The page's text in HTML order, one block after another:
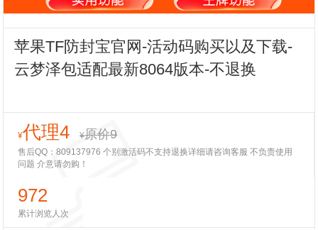
苹果TF防封宝官网-活动码购买以及下载-
云梦泽包适配最新8064版本-不退换
¥代理4 ¥原价9
售后QQ：809137976 个别激活码不支持退换详细请咨询客服 不负责使用
问题 介意请勿购！
972
累计浏览人次